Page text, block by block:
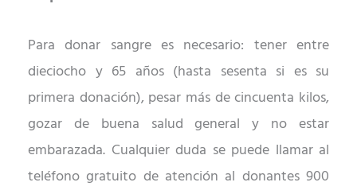
Para donar sangre es necesario: tener entre
dieciocho y 65 años (hasta sesenta si es su
primera donación), pesar más de cincuenta kilos,
gozar de buena salud general y no estar
embarazada. Cualquier duda se puede llamar al
teléfono gratuito de atención al donantes 900